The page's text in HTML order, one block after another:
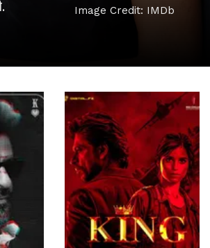
Image Credit: IMDb